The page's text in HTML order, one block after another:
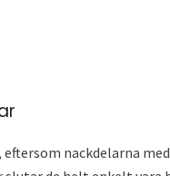
nackdelarna